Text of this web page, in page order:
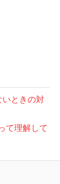
いときの対
て理解して